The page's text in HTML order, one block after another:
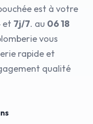
est à votre
et 7j/7. au 06 18
vous
rapide et
qualité